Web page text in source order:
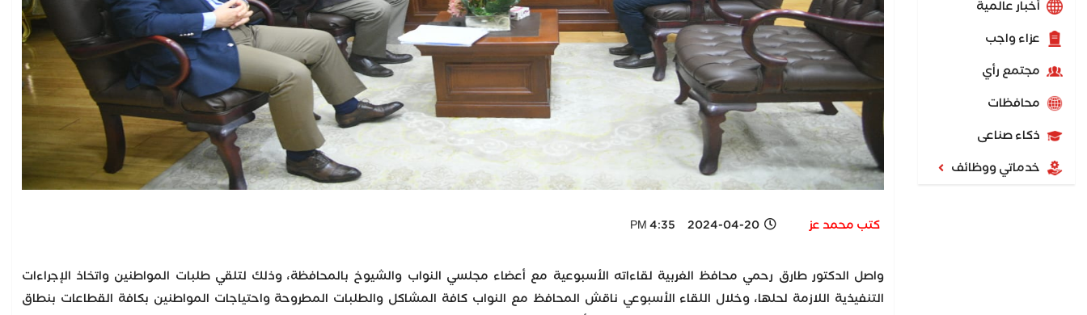
أخبار عالمية
عزاء واجب
مجتمع رأي
محافظات
ذكاء صناعى
خدماتي ووظائف
كتب محمد عز 2024-04-20 4:35 PM
واصل الدكتور طارق رحمي محافظ الغربية لقاءاته الأسبوعية مع أعضاء مجلسي النواب والشيوخ بالمحافظة، وذلك لتلقي طلبات المواطنين واتخاذ الإجراءات
التنفيذية اللازمة لحلها، وخلال اللقاء الأسبوعي ناقش المحافظ مع النواب كافة المشاكل والطلبات المطروحة واحتياجات المواطنين بكافة القطاعات بنطاق